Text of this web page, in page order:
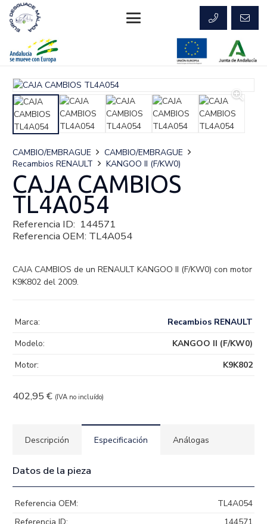
CAMBIO/EMBRAGUE
CAMBIO/EMBRAGUE
Recambios RENAULT
KANGOO II (F/KW0)
CAJA CAMBIOS
TL4A054
Referencia ID: 144571
Referencia OEM: TL4A054
CAJA CAMBIOS de un RENAULT KANGOO II (F/KW0) con motor
K9K802 del 2009.
402,95 € (IVA no incluído)
Marca:
Recambios RENAULT
Modelo:
KANGOO II (F/KW0)
Motor:
K9K802
Descripción Especificación Análogas
Datos de la pieza
Referencia OEM:
TL4A054